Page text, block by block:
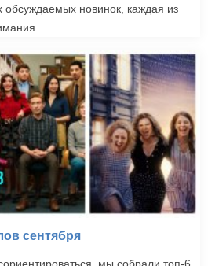
новинок, каждая из
сентября